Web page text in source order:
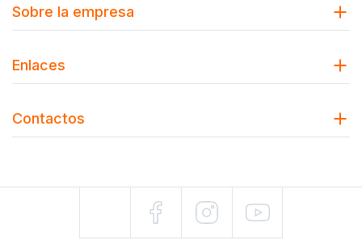
Sobre la empresa
Enlaces
Contactos